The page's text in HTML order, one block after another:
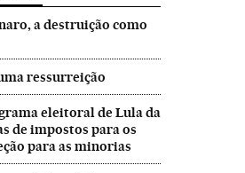
a destruição como
ressurreição
eleitoral de Lula da
de impostos para os
para as minorias